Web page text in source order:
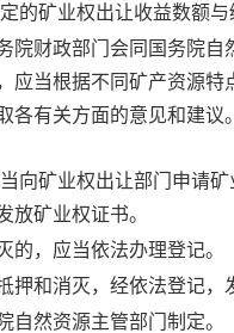
的矿业权出让收益数额
院财政部门会同国务院
应当根据不同矿产资源
各有关方面的意见和建议
向矿业权出让部门申请
放矿业权证书。
的，应当依法办理登记。
押和消灭，经依法登记
自然资源主管部门制定。